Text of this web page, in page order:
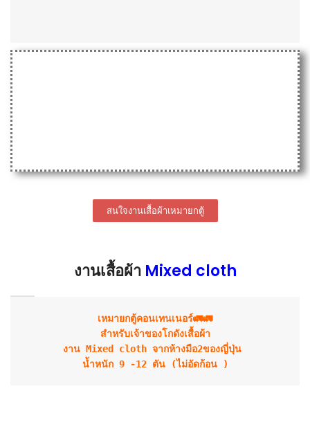
สนใจงานเสื้อผ้าเหมายกตู้
งานเสื้อผ้า Mixed cloth
เหมายกตู้คอนเทนเนอร์🚛🚛
สำหรับเจ้าของโกดังเสื้อผ้า
งาน Mixed cloth จากห้างมือ2ของญี่ปุ่น
น้ำหนัก 9 -12 ตัน (ไม่อัดก้อน )